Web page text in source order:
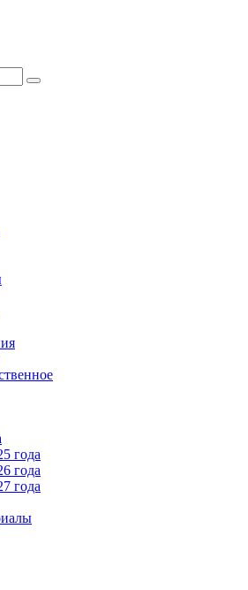
года
года
года